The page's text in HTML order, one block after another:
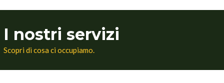
I nostri servizi
Scopri di cosa ci occupiamo.